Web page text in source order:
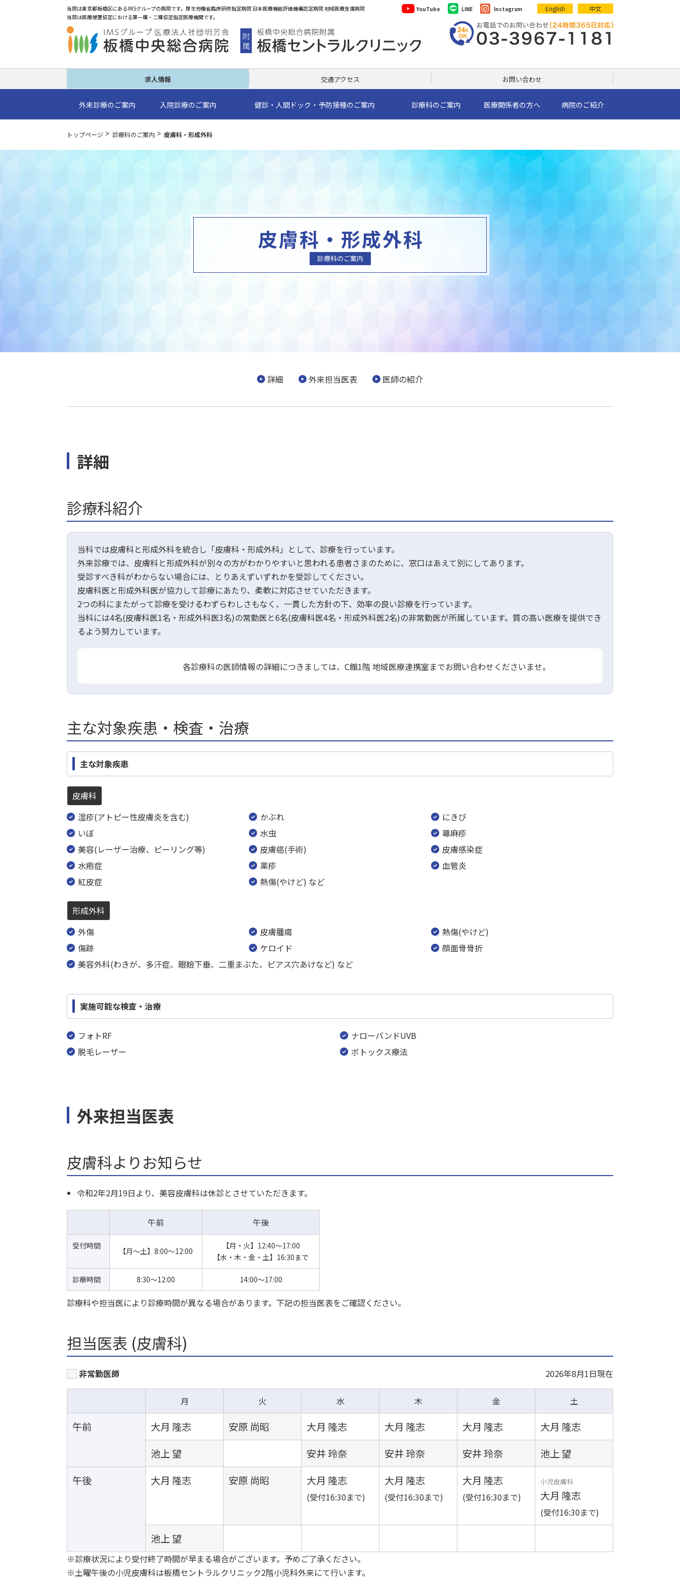
YouTube LINE Instagram English 中文
外来診療のご案内 入院診療のご案内 健診・人間ドック・予防接種のご案内 診療科のご案内 医療関係者の方へ 病院のご紹介
求人情報 交通アクセス お問い合わせ
トップページ 診療科のご案内 皮膚科・形成外科
診療科のご案内
皮膚科・形成外科
詳細 外来担当医表 医師の紹介
詳細
診療科紹介
当科では皮膚科と形成外科を統合し「皮膚科・形成外科」として、診療を行っています。
外来診療では、皮膚科と形成外科が別々の方がわかりやすいと思われる患者さまのために、窓口はあえて別にしてあります。
受診すべき科がわからない場合には、とりあえずいずれかを受診してください。
皮膚科医と形成外科医が協力して診療にあたり、柔軟に対応させていただきます。
2つの科にまたがって診療を受けるわずらわしさもなく、一貫した方針の下、効率の良い診療を行っています。
当科には4名(皮膚科医1名・形成外科医3名)の常勤医と6名(皮膚科医4名・形成外科医2名)の非常勤医が所属しています。質の高い医療を提供でき
るよう努力しています。
各診療科の医師情報の詳細につきましては、C館1階 地域医療連携室までお問い合わせくださいませ。
主な対象疾患・検査・治療
主な対象疾患
皮膚科
湿疹(アトピー性皮膚炎を含む)
かぶれ
にきび
いぼ
水虫
蕁麻疹
美容(レーザー治療、ピーリング等)
皮膚癌(手術)
皮膚感染症
水疱症
薬疹
血管炎
紅皮症
熱傷(やけど) など
形成外科
外傷
皮膚腫瘍
熱傷(やけど)
傷跡
ケロイド
顔面骨骨折
美容外科(わきが、多汗症、眼瞼下垂、二重まぶた、ピアス穴あけなど) など
実施可能な検査・治療
フォトRF
ナローバンドUVB
脱毛レーザー
ボトックス療法
外来担当医表
皮膚科よりお知らせ
令和2年2月19日より、美容皮膚科は休診とさせていただきます。
午前 午後
受付時間
【月～土】8:00～12:00
【月・火】12:40～17:00
【水・木・金・土】16:30まで
診療時間 8:30～12:00 14:00～17:00
診療科や担当医により診療時間が異なる場合があります。下記の担当医表をご確認ください。
担当医表 (皮膚科)
非常勤医師 2026年8月1日現在
月 火 水 木 金 土
午前 大月 隆志 安原 尚昭 大月 隆志 大月 隆志 大月 隆志
大月 隆志
池上 望
安井 玲奈 安井 玲奈 安井 玲奈
池上 望
午後
大月 隆志 安原 尚昭 大月 隆志
(受付16:30まで)
大月 隆志
(受付16:30まで)
大月 隆志
(受付16:30まで)
小児皮膚科
大月 隆志
(受付16:30まで)
池上 望
※診療状況により受付終了時間が早まる場合がございます。予めご了承ください。
※土曜午後の小児皮膚科は板橋セントラルクリニック2階小児科外来にて行います。